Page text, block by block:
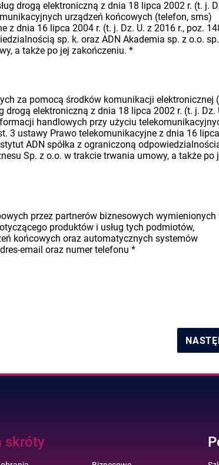
drogą elektroniczną z dnia 18 lipca 2002 r. (t. j.
urządzeń końcowych (telefon, sms)
dnia 16 lipca 2004 r. (t. j. Dz. U. z 2016 r., poz.
sp. k. oraz ADN Akademia sp. z o.o.
a także po jej zakończeniu. *
za pomocą środków komunikacji elektronicznej
elektroniczną z dnia 18 lipca 2002 r. (t. j. Dz.
handlowych przy użyciu
3 ustawy Prawo telekomunikacyjne z dnia 16 lipca
ADN spółka z ograniczoną
Sp. z o.o. w trakcie trwania umowy, a także po
przez partnerów biznesowych wymienionych
produktów i usług tych podmiotów,
końcowych oraz automatycznych systemów
email oraz numer telefonu *
skróty